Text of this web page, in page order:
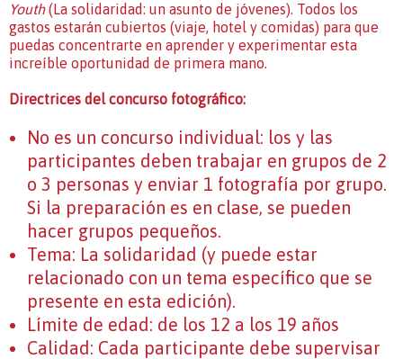
Youth(La solidaridad: un asunto de jóvenes). Todos los
gastos estarán cubiertos (viaje, hotel y comidas) para que
puedas concentrarte en aprender y experimentar esta
increíble oportunidad de primera mano.
Directrices del concurso fotográfico:
No es un concurso individual: los y las
participantes deben trabajar en grupos de 2
o 3 personas y enviar 1 fotografía por grupo.
Si la preparación es en clase, se pueden
hacer grupos pequeños.
Tema: La solidaridad (y puede estar
relacionado con un tema específico que se
presente en esta edición).
Límite de edad: de los 12 a los 19 años
Calidad: Cada participante debe supervisar